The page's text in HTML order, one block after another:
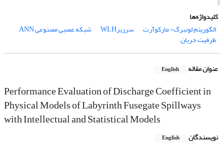
کلیدواژه‌ها
الگوریتم لونبرگ- مارکوآرت
سرریزWLH شبکه عصبی مصنوعی ANN
ظرفیت جریان
عنوان مقاله English
Performance Evaluation of Discharge Coefficient in
Physical Models of Labyrinth Fusegate Spillways
with Intellectual and Statistical Models
نویسندگان English